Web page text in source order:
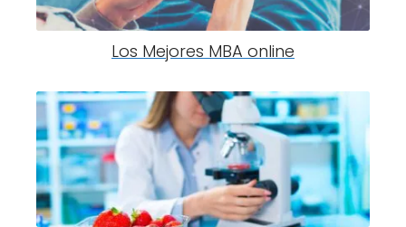
Los Mejores MBA online